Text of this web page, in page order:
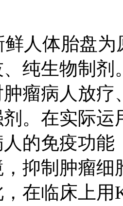
鲜人体胎盘
纯生物制
瘤病人放
。在实际
的免疫功
抑制肿瘤
在临床上